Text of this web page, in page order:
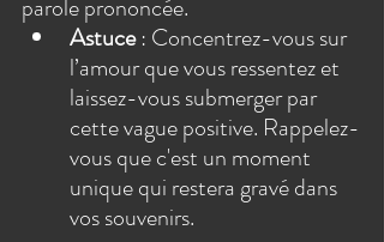
parole prononcée.
Astuce : Concentrez-vous sur
l’amour que vous ressentez et
laissez-vous submerger par
cette vague positive. Rappelez-
vous que c'est un moment
unique qui restera gravé dans
vos souvenirs.